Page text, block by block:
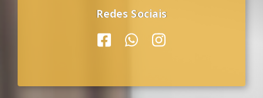
Redes Sociais